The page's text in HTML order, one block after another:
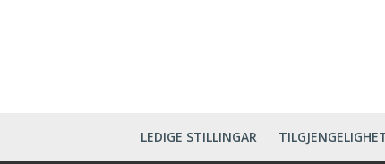
LEDIGE STILLINGAR